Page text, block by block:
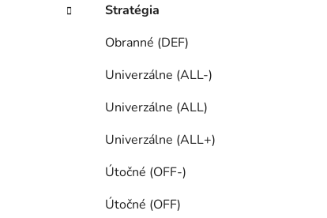
e
Stratégia
Obranné (DEF)
Univerzálne (ALL-)
Univerzálne (ALL)
Univerzálne (ALL+)
Útočné (OFF-)
Útočné (OFF)